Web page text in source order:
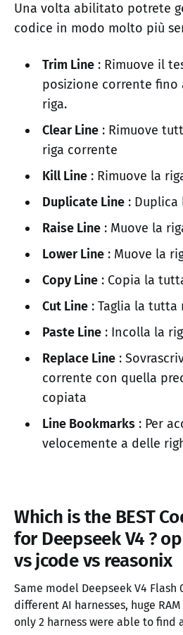
Una volta abilitato potrete
codice in modo molto più
Trim Line: Rimuove il
posizione corrente fino
riga.
Clear Line: Rimuove
riga corrente
Kill Line: Rimuove la
Duplicate Line: Duplica
Raise Line: Muove la
Lower Line: Muove la
Copy Line: Copia la
Cut Line: Taglia la tutta
Paste Line: Incolla la
Replace Line:
corrente con quella
copiata
Line Bookmarks: Per
velocemente a delle
Which is the BEST
for Deepseek V4 ?
vs jcode vs reasonix
Same model Deepseek V4 Flash
different AI harnesses, huge
only 2 harness were able to